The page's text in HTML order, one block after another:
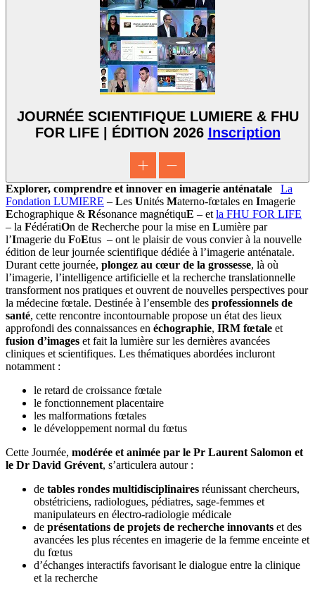
JOURNÉE SCIENTIFIQUE LUMIERE & FHU
FOR LIFE | ÉDITION 2026 Inscription
Explorer, comprendre et innover en imagerie anténatale
La
Fondation LUMIERE – Les Unités Materno-fœtales en Imagerie
Echographique & Résonance magnétiquE – et la FHU FOR LIFE
– la FédératiOn de Recherche pour la mise en Lumière par
l’Imagerie du FoEtus – ont le plaisir de vous convier à la nouvelle
édition de leur journée scientifique dédiée à l’imagerie anténatale.
Durant cette journée, plongez au cœur de la grossesse, là où
l’imagerie, l’intelligence artificielle et la recherche translationnelle
transforment nos pratiques et ouvrent de nouvelles perspectives pour
la médecine fœtale. Destinée à l’ensemble des professionnels de
santé, cette rencontre incontournable propose un état des lieux
approfondi des connaissances en échographie, IRM fœtale et
fusion d’images et fait la lumière sur les dernières avancées
cliniques et scientifiques. Les thématiques abordées incluront
notamment :
le retard de croissance fœtale
le fonctionnement placentaire
les malformations fœtales
le développement normal du fœtus
Cette Journée, modérée et animée par le Pr Laurent Salomon et
le Dr David Grévent, s’articulera autour :
de tables rondes multidisciplinaires réunissant chercheurs,
obstétriciens, radiologues, pédiatres, sage-femmes et
manipulateurs en électro-radiologie médicale
de présentations de projets de recherche innovants et des
avancées les plus récentes en imagerie de la femme enceinte et
du fœtus
d’échanges interactifs favorisant le dialogue entre la clinique
et la recherche